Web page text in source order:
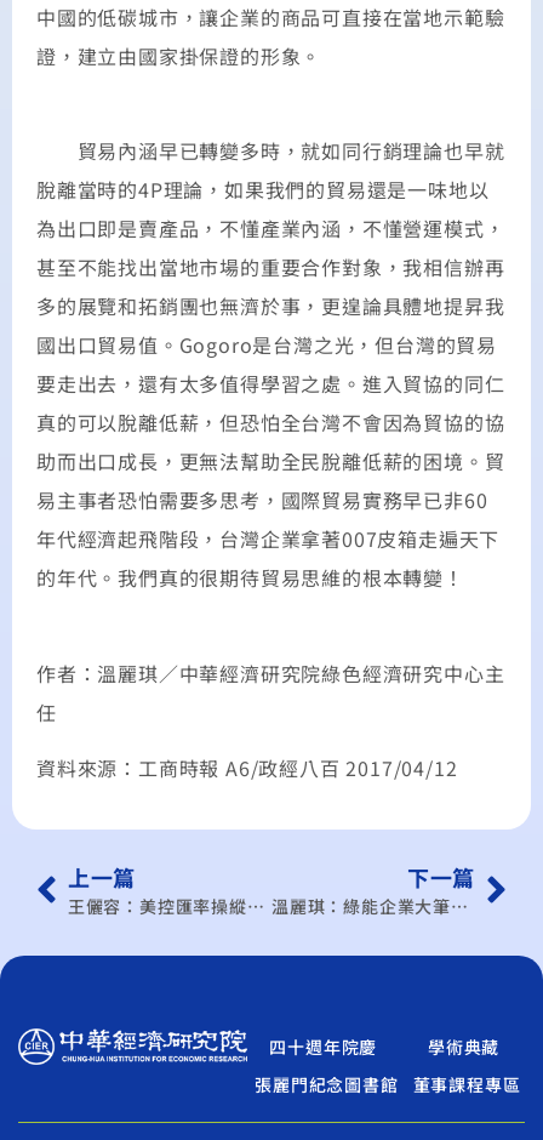
中國的低碳城市，讓企業的商品可直接在當地示範驗
證，建立由國家掛保證的形象。
貿易內涵早已轉變多時，就如同行銷理論也早就
脫離當時的4P理論，如果我們的貿易還是一味地以
為出口即是賣產品，不懂產業內涵，不懂營運模式，
甚至不能找出當地市場的重要合作對象，我相信辦再
多的展覽和拓銷團也無濟於事，更遑論具體地提昇我
國出口貿易值。Gogoro是台灣之光，但台灣的貿易
要走出去，還有太多值得學習之處。進入貿協的同仁
真的可以脫離低薪，但恐怕全台灣不會因為貿協的協
助而出口成長，更無法幫助全民脫離低薪的困境。貿
易主事者恐怕需要多思考，國際貿易實務早已非60
年代經濟起飛階段，台灣企業拿著007皮箱走遍天下
的年代。我們真的很期待貿易思維的根本轉變！
作者：溫麗琪／中華經濟研究院綠色經濟研究中心主
任
資料來源：工商時報 A6/政經八百 2017/04/12
上一篇
王儷容：美控匯率操縱國 並不公平
下一篇
溫麗琪：綠能企業大筆接受政府補助、全民買單，到底公不公平？她提5大論點
四十週年院慶
學術典藏
張麗門紀念圖書館
董事課程專區